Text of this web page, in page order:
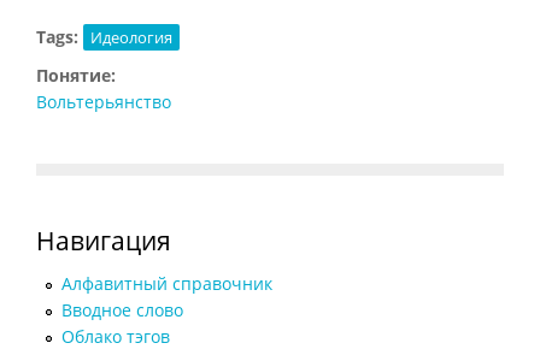
Tags: Идеология
Понятие:
Вольтерьянство
Навигация
Алфавитный справочник
Вводное слово
Облако тэгов